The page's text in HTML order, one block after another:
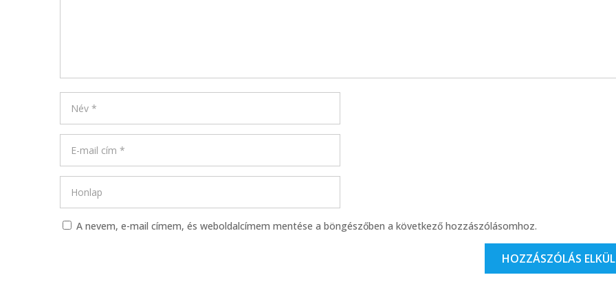
A nevem, e-mail címem, és weboldalcímem mentése a böngészőben a következő hozzászólásomhoz.
HOZZÁSZÓLÁS